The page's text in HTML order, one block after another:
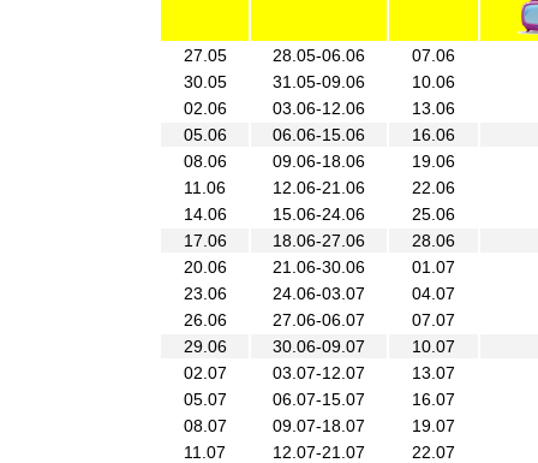
27.05 28.05-06.06
07.06
30.05
31.05-09.06
10.06
02.06
03.06-12.06
13.06
05.06
06.06-15.06
16.06
08.06
09.06-18.06
19.06
11.06
12.06-21.06
22.06
14.06
15.06-24.06
25.06
17.06
18.06-27.06
28.06
20.06
21.06-30.06
01.07
23.06
24.06-03.07
04.07
26.06
27.06-06.07
07.07
29.06
30.06-09.07
10.07
02.07
03.07-12.07
13.07
05.07
06.07-15.07
16.07
08.07
09.07-18.07
19.07
11.07
12.07-21.07
22.07